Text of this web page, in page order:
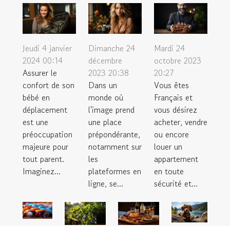
Jeudi 4 janvier
2024 00:14
Assurer le
confort de son
bébé en
déplacement
est une
préoccupation
majeure pour
tout parent.
Imaginez...
Dimanche 24
décembre
2023 20:38
Dans un
monde où
l'image prend
une place
prépondérante,
notamment sur
les
plateformes en
ligne, se...
Mardi 24
octobre 2023
20:27
Vous êtes
Français et
vous désirez
acheter, vendre
ou encore
louer un
appartement
en toute
sécurité et...